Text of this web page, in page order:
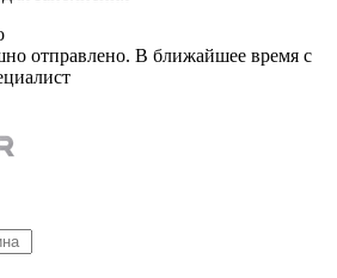
отправлено. В ближайшее время с